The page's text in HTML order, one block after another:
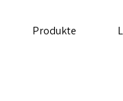
Produkte